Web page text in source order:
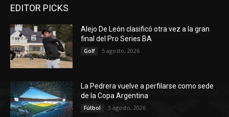
EDITOR PICKS
Alejo De León clasificó otra vez a la gran
final del Pro Series BA
Golf 5 agosto, 2026
La Pedrera vuelve a perfilarse como sede
de la Copa Argentina
Fútbol 5 agosto, 2026